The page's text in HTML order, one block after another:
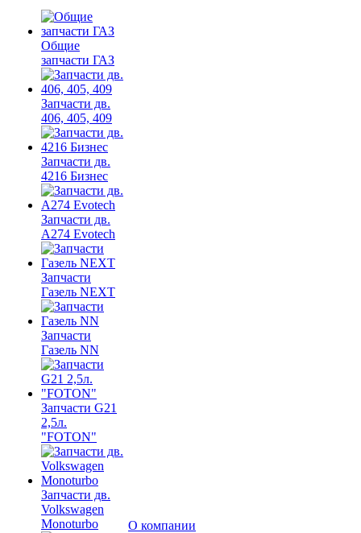
Общие
запчасти ГАЗ
Запчасти дв.
406, 405, 409
Запчасти дв.
4216 Бизнес
Запчасти дв.
A274 Evotech
Запчасти
Газель NEXT
Запчасти
Газель NN
Запчасти G21
2,5л.
"FOTON"
Запчасти дв.
Volkswagen
Monoturbo
О компании